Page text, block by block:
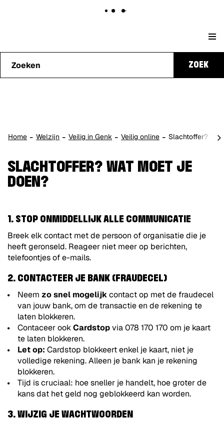
Genk
kunnen
we je
ZOEK
Home Welzijn Veilig in Genk Veilig online Slachtoffer?
SLACHTOFFER? WAT MOET JE
DOEN?
1. STOP ONMIDDELLIJK ALLE COMMUNICATIE
Breek elk contact met de persoon of organisatie die je
heeft geronseld. Reageer niet meer op berichten,
telefoontjes of e-mails.
2. CONTACTEER JE BANK (FRAUDECEL)
Neem zo snel mogelijkcontact op met de fraudecel
van jouw bank, om de transactie en de rekening te
laten blokkeren.
Contaceer ookCardstopvia 078 170 170 om je kaart
te laten blokkeren.
Let op: Cardstop blokkeert enkel je kaart, niet je
volledige rekening. Alleen je bank kan je rekening
blokkeren.
Tijd is cruciaal: hoe sneller je handelt, hoe groter de
kans dat het geld nog geblokkeerd kan worden.
3. WIJZIG JE WACHTWOORDEN